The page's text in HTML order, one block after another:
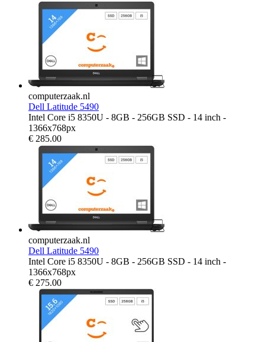
computerzaak.nl
Dell Latitude 5490
Intel Core i5 8350U - 8GB - 256GB SSD - 14 inch -
1366x768px
€ 285.00
computerzaak.nl
Dell Latitude 5490
Intel Core i5 8350U - 8GB - 256GB SSD - 14 inch -
1366x768px
€ 275.00